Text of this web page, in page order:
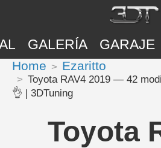
GALERÍA GARAJE
Home Ezaritto
Toyota RAV4 2019 — 42
👌 | 3DTuning
Toyota